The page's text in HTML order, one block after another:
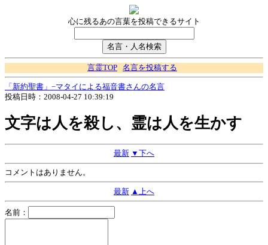
心に残るあの言葉を投稿できるサイト
言霊TOP 名言を投稿する
「新約聖書」−マタイによる福音書さんの名言
投稿日時：2008-04-27 10:39:19
文字は人を殺し、霊は人を生かす
最新 ▼下へ
コメントはありません。
最新 ▲上へ
名前：